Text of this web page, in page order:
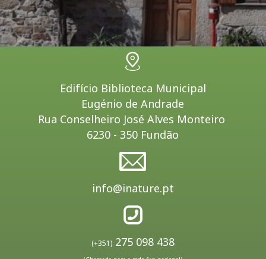
Edifício Biblioteca Municipal
Eugénio de Andrade
Rua Conselheiro José Alves Monteiro
6230 - 350 Fundão
info@inature.pt
(+351) 275 098 438